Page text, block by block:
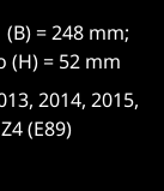
= 248 mm;
(H) = 52 mm
2014, 2015,
(E89)